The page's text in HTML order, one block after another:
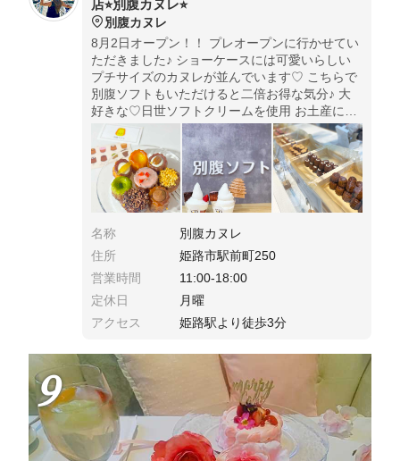
店⭐︎別腹カヌレ⭐︎
別腹カヌレ
8月2日オープン！！ プレオープンに行かせてい
ただきました♪ ショーケースには可愛いらしい
プチサイズのカヌレが並んでいます♡ こちらで
別腹ソフトもいただけると二倍お得な気分♪ 大
好きな♡日世ソフトクリームを使用 お土産にカ
ヌレBOXをいただきました。 あけるとまた可愛
いすぎて食べるのがもったいないくらい
名称
別腹カヌレ
住所
姫路市駅前町250
営業時間
11:00-18:00
定休日
月曜
アクセス
姫路駅より徒歩3分
9